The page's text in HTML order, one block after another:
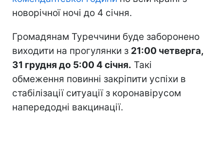
новорічної ночі до 4 січня.
Громадянам Туреччини буде заборонено
виходити на прогулянки з 21:00 четверга,
31 грудня до 5:00 4 січня. Такі
обмеження повинні закріпити успіхи в
стабілізації ситуації з коронавірусом
напередодні вакцинації.